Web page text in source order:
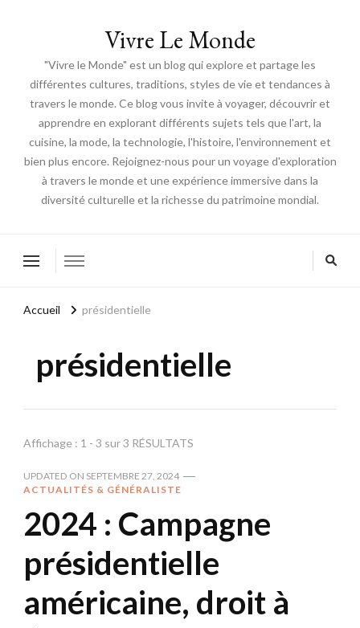
Vivre Le Monde
"Vivre le Monde" est un blog qui explore et partage les
différentes cultures, traditions, styles de vie et tendances à
travers le monde. Ce blog vous invite à voyager, découvrir et
apprendre en explorant différents sujets tels que l'art, la
cuisine, la mode, la technologie, l'histoire, l'environnement et
bien plus encore. Rejoignez-nous pour un voyage d'exploration
à travers le monde et une expérience immersive dans la
diversité culturelle et la richesse du patrimoine mondial.
Accueil présidentielle
présidentielle
Affichage : 1 - 3 sur 3 RÉSULTATS
UPDATED ON SEPTEMBRE 27, 2024
ACTUALITÉS & GÉNÉRALISTE
2024 : Campagne
présidentielle
américaine, droit à